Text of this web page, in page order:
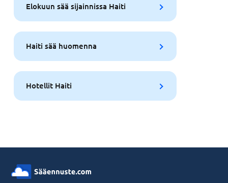
Elokuun sää sijainnissa Haiti
Haiti sää huomenna
Hotellit Haiti